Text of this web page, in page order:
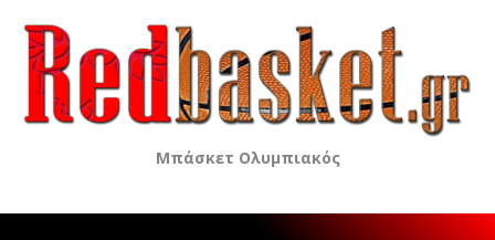
content
Μπάσκετ Ολυμπιακός